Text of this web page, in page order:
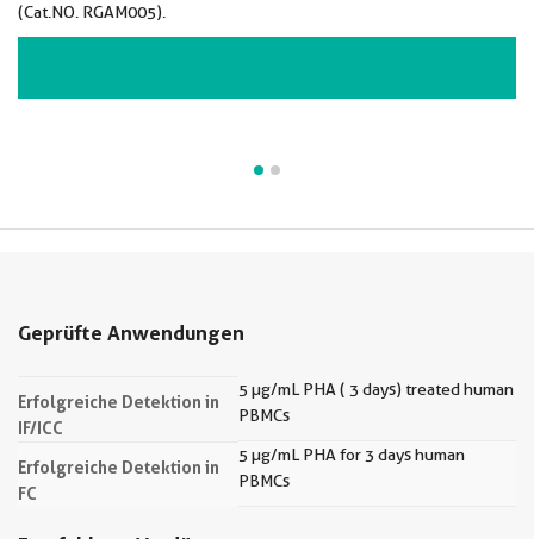
(Cat.NO. RGAM005).
Geprüfte Anwendungen
Erfolgreiche Detektion in
IF/ICC
5 µg/mL PHA ( 3 days) treated human
PBMCs
Erfolgreiche Detektion in
FC
5 µg/mL PHA for 3 days human
PBMCs